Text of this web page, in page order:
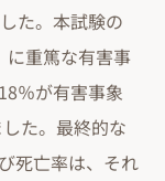
た。本試験の
重篤な有害事
％が有害事象
た。最終的な
死亡率は、それ